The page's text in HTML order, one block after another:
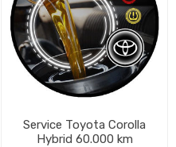
Service Toyota Corolla
Hybrid 60.000 km